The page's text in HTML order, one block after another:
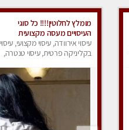
מומלץ לחלוטין!!!! כל סוגי
העיסויים מעסה מקצועית
ואיכותית פרטי!!!
עיסוי אירוודה, עיסוי מקצועי, עיסוי
בקליניקה פרטית, עיסוי טנטרה,